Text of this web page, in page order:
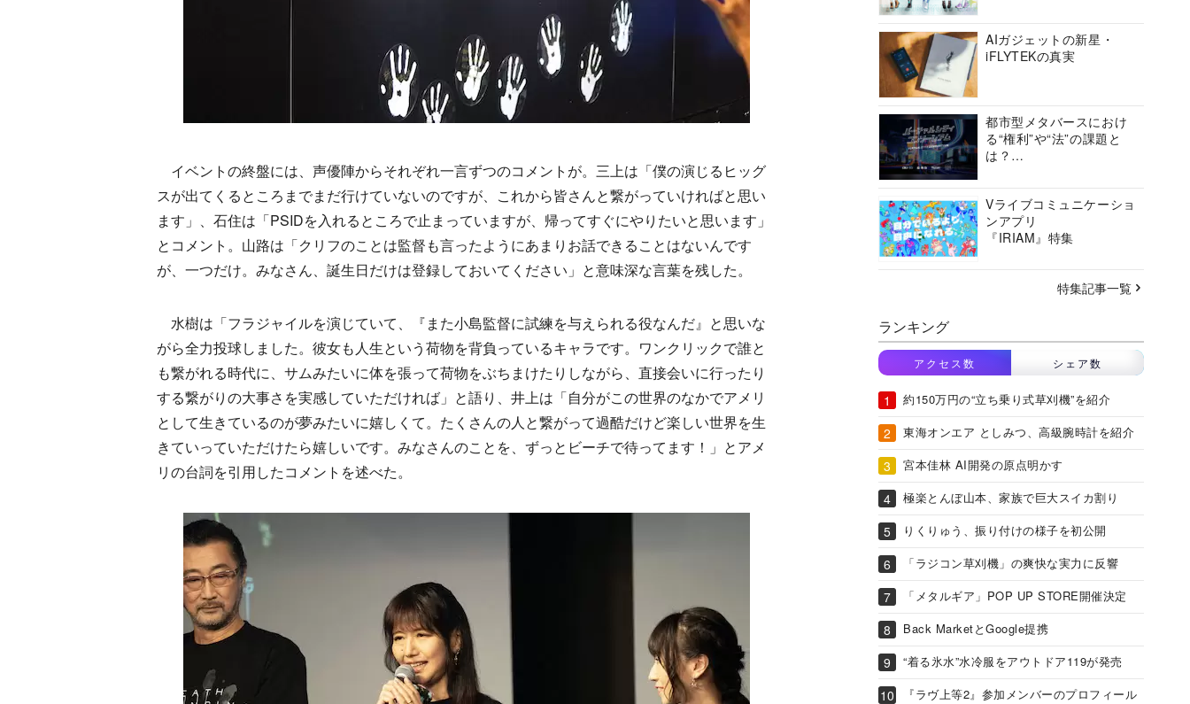
イベントの終盤には、声優陣からそれぞれ一言ずつのコメントが。三上は「僕の演じるヒッグ
スが出てくるところまでまだ行けていないのですが、これから皆さんと繋がっていければと思い
ます」、石住は「PSIDを入れるところで止まっていますが、帰ってすぐにやりたいと思います」
とコメント。山路は「クリフのことは監督も言ったようにあまりお話できることはないんです
が、一つだけ。みなさん、誕生日だけは登録しておいてください」と意味深な言葉を残した。
水樹は「フラジャイルを演じていて、『また小島監督に試練を与えられる役なんだ』と思いな
がら全力投球しました。彼女も人生という荷物を背負っているキャラです。ワンクリックで誰と
も繋がれる時代に、サムみたいに体を張って荷物をぶちまけたりしながら、直接会いに行ったり
する繋がりの大事さを実感していただければ」と語り、井上は「自分がこの世界のなかでアメリ
として生きているのが夢みたいに嬉しくて。たくさんの人と繋がって過酷だけど楽しい世界を生
きていっていただけたら嬉しいです。みなさんのことを、ずっとビーチで待ってます！」とアメ
リの台詞を引用したコメントを述べた。
AIガジェットの新星・
iFLYTEKの真実
都市型メタバースにおけ
る“権利”や“法”の課題と
は？
ーシアムの挑戦に迫る
Vライブコミュニケーショ
ンアプリ
『IRIAM』特集
特集記事一覧
ランキング
アクセス数 シェア数
約150万円の“立ち乗り式草刈機”を紹介
東海オンエア としみつ、高級腕時計を紹介
宮本佳林 AI開発の原点明かす
極楽とんぼ山本、家族で巨大スイカ割り
りくりゅう、振り付けの様子を初公開
「ラジコン草刈機」の爽快な実力に反響
「メタルギア」POP UP STORE開催決定
Back MarketとGoogle提携
“着る氷水”水冷服をアウトドア119が発売
『ラヴ上等2』参加メンバーのプロフィール